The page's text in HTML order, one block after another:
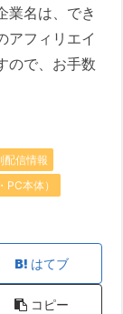
業名は、でき
アフィリエイ
ので、お手数
信情報
本体）
はてブ
コピー